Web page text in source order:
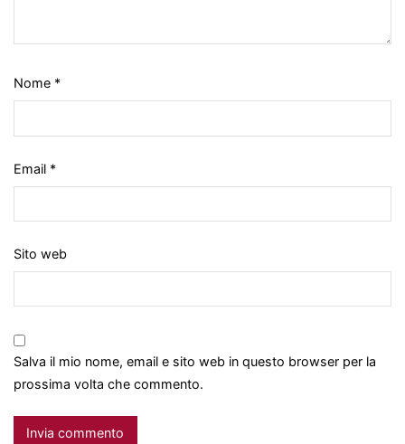
Nome *
Email *
Sito web
Salva il mio nome, email e sito web in questo browser per la
prossima volta che commento.